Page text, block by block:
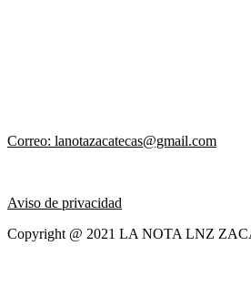
Correo: lanotazacatecas@gmail.com
Aviso de privacidad
Copyright @ 2021 LA NOTA LNZ